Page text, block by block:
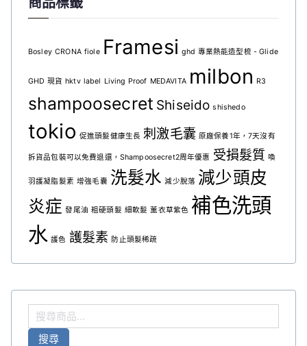
Bosley CRONA fiole Framesi ghd 專業熱能造型梳 - Glide
GHD 現貨 hktv label Living Proof MEDAVITA milbon R3
shampoosecret Shiseido shishedo
tokio 促進頭髮健康生長 刺激毛囊 原廠保養1年，7天沒有
拆貨品包裝可以免費退還，Shampoosecret2周年優惠 受損髮質 喚
羽護凝脂髮素 增強毛囊 洗髮水 減少脫落 減少頭皮
炎症 發尾油 粗硬頭髮 細軟髮 薰衣草紫色 補色洗頭
水 護色 護髮素 防止頭髮稀疏
搜
尋
搜尋